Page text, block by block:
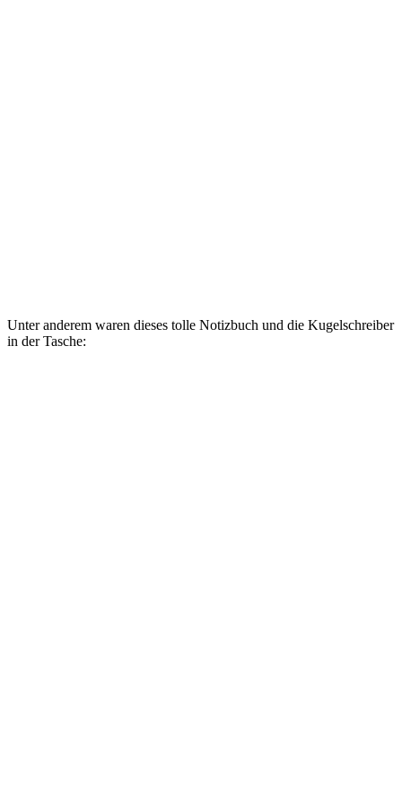
Unter anderem waren dieses tolle Notizbuch und die Kugelschreiber
in der Tasche: